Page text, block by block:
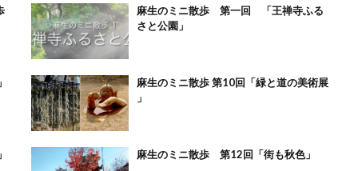
麻生のミニ散歩 第一回 「王禅寺ふる
さと公園」
麻生のミニ散歩 第10回「緑と道の美術展
」
麻生のミニ散歩 第12回「街も秋色」